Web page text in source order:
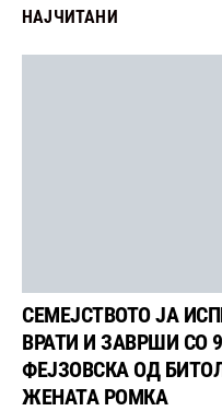
НАЈЧИТАНИ
СЕМЕЈСТВОТО ЈА
ВРАТИ И ЗАВРШИ СО
ФЕЈЗОВСКА ОД
ЖЕНАТА РОМКА